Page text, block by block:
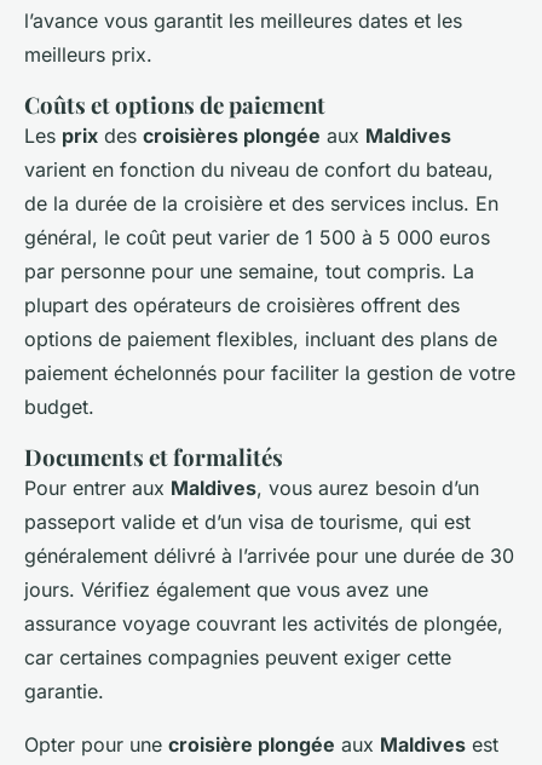
l’avance vous garantit les meilleures dates et les
meilleurs prix.
Coûts et options de paiement
Les prix des croisières plongée aux Maldives
varient en fonction du niveau de confort du bateau,
de la durée de la croisière et des services inclus. En
général, le coût peut varier de 1 500 à 5 000 euros
par personne pour une semaine, tout compris. La
plupart des opérateurs de croisières offrent des
options de paiement flexibles, incluant des plans de
paiement échelonnés pour faciliter la gestion de votre
budget.
Documents et formalités
Pour entrer aux Maldives, vous aurez besoin d’un
passeport valide et d’un visa de tourisme, qui est
généralement délivré à l’arrivée pour une durée de 30
jours. Vérifiez également que vous avez une
assurance voyage couvrant les activités de plongée,
car certaines compagnies peuvent exiger cette
garantie.
Opter pour une croisière plongée aux Maldives est